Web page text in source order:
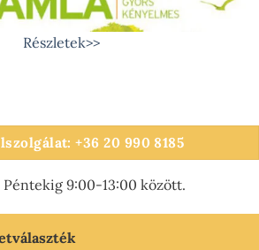
Részletek>>
+36 20 990 8185
9:00-13:00 között.